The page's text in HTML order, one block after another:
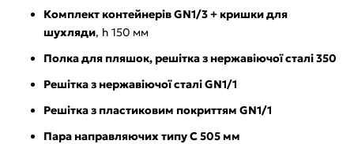
Комплект контейнерів GN1/3 + кришки для
шухляди, h 150 мм
Полка для пляшок, решітка з нержавіючої сталі 350
Решітка з нержавіючої сталі GN1/1
Решітка з пластиковим покриттям GN1/1
Пара направляючих типу C 505 мм